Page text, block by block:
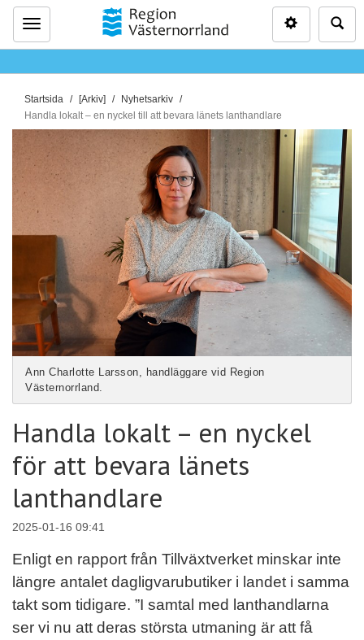
Meny
D
u
ä
r
ä
:
Startsida [Arkiv]
Nyhetsarkiv
Handla lokalt – en nyckel till att bevara länets lanthandlare
Ann Charlotte Larsson, handläggare vid Region
Västernorrland.
Handla lokalt – en nyckel
för att bevara länets
lanthandlare
2025-01-16 09:41
Enligt en rapport från Tillväxtverket minskar inte
längre antalet dagligvarubutiker i landet i samma
takt som tidigare. ”I samtal med lanthandlarna
ser vi nu att deras största utmaning är att få